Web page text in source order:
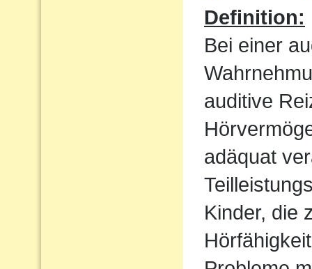
Definition:
Bei einer
auditive
adäquat
Kinder, die